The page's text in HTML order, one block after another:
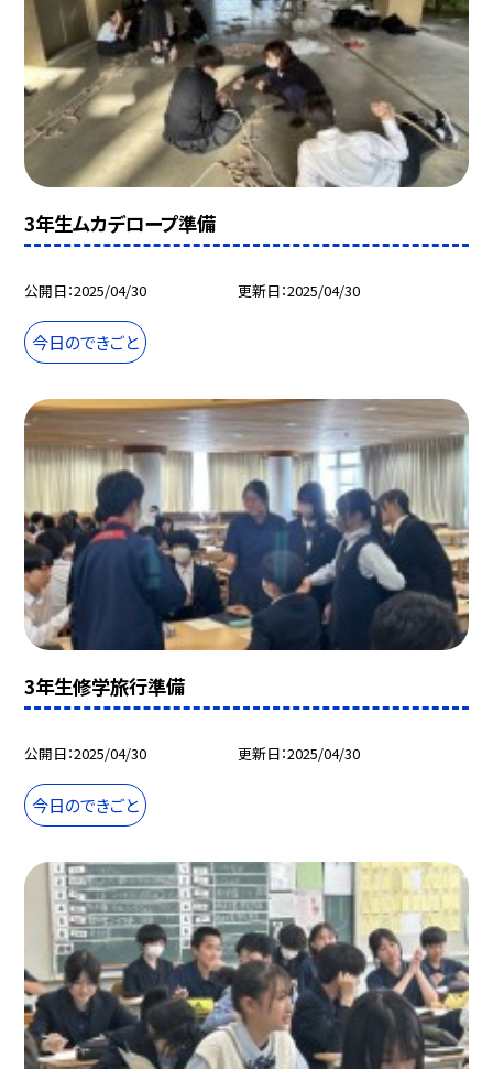
3年生ムカデロープ準備
公開日 2025/04/30 更新日 2025/04/30
今日のできごと
3年生修学旅行準備
公開日 2025/04/30 更新日 2025/04/30
今日のできごと